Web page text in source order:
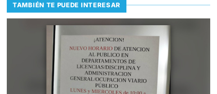
TAMBIÉN TE PUEDE INTERESAR